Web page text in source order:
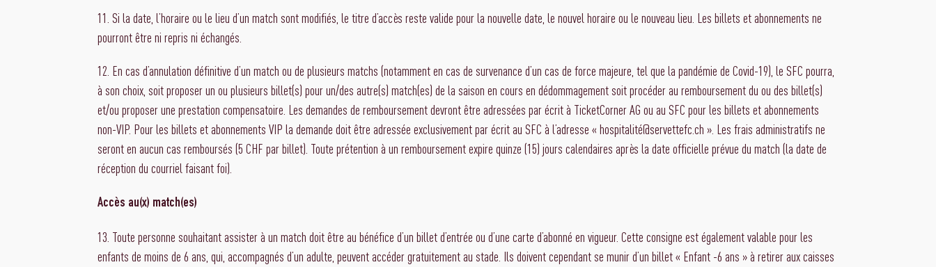
11. Si la date, l’horaire ou le lieu d’un match sont modifiés, le titre d’accès reste valide pour la nouvelle date, le nouvel horaire ou le nouveau lieu. Les billets et abonnements ne
pourront être ni repris ni échangés.
12. En cas d’annulation définitive d’un match ou de plusieurs matchs (notamment en cas de survenance d’un cas de force majeure, tel que la pandémie de Covid-19), le SFC pourra,
à son choix, soit proposer un ou plusieurs billet(s) pour un/des autre(s) match(es) de la saison en cours en dédommagement soit procéder au remboursement du ou des billet(s)
et/ou proposer une prestation compensatoire. Les demandes de remboursement devront être adressées par écrit à TicketCorner AG ou au SFC pour les billets et abonnements
non-VIP. Pour les billets et abonnements VIP la demande doit être adressée exclusivement par écrit au SFC à l’adresse « hospitalité@servettefc.ch ». Les frais administratifs ne
seront en aucun cas remboursés (5 CHF par billet). Toute prétention à un remboursement expire quinze (15) jours calendaires après la date officielle prévue du match (la date de
réception du courriel faisant foi).
Accès au(x) match(es)
13. Toute personne souhaitant assister à un match doit être au bénéfice d’un billet d’entrée ou d’une carte d’abonné en vigueur. Cette consigne est également valable pour les
enfants de moins de 6 ans, qui, accompagnés d’un adulte, peuvent accéder gratuitement au stade. Ils doivent cependant se munir d’un billet « Enfant -6 ans » à retirer aux caisses